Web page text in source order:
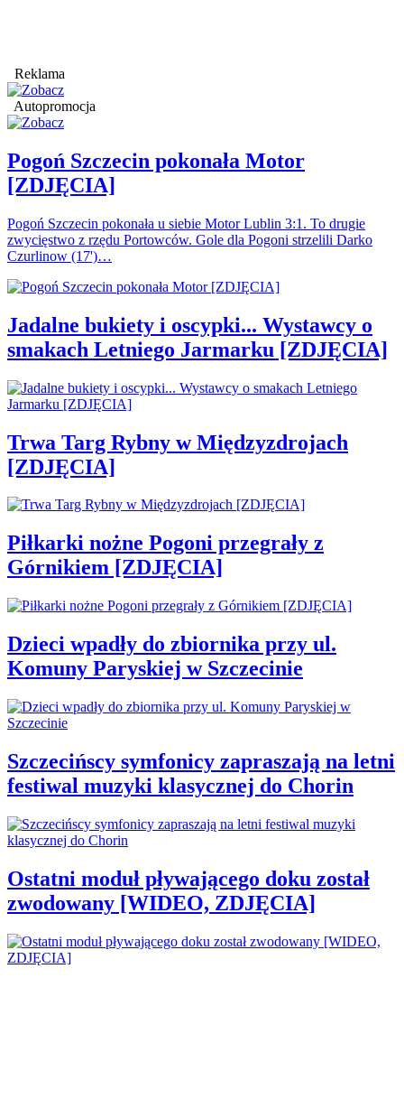
Reklama
Autopromocja
Pogoń Szczecin pokonała Motor
[ZDJĘCIA]
Pogoń Szczecin pokonała u siebie Motor Lublin 3:1. To drugie
zwycięstwo z rzędu Portowców. Gole dla Pogoni strzelili Darko
Czurlinow (17')…
Jadalne bukiety i oscypki... Wystawcy o
smakach Letniego Jarmarku [ZDJĘCIA]
Trwa Targ Rybny w Międzyzdrojach
[ZDJĘCIA]
Piłkarki nożne Pogoni przegrały z
Górnikiem [ZDJĘCIA]
Dzieci wpadły do zbiornika przy ul.
Komuny Paryskiej w Szczecinie
Szczecińscy symfonicy zapraszają na letni
festiwal muzyki klasycznej do Chorin
Ostatni moduł pływającego doku został
zwodowany [WIDEO, ZDJĘCIA]